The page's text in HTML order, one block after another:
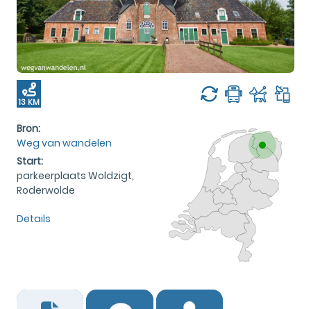
13 KM
Bron:
Weg van wandelen
Start:
parkeerplaats Woldzigt,
Roderwolde
Details